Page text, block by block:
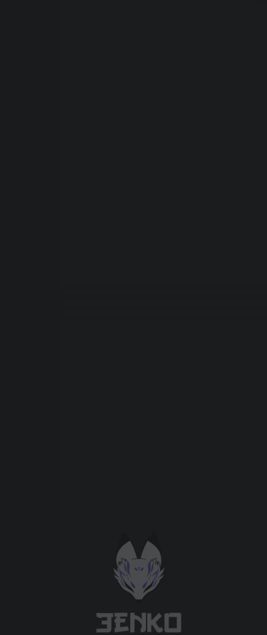
крутих нововведень
Підтримати проєкт